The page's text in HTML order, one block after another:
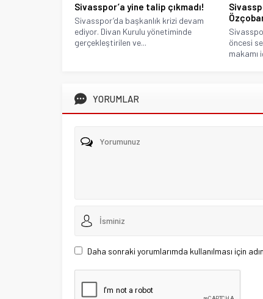
Sivasspor’a yine talip çıkmadı!
Sivasspor’da başkanlık krizi devam
ediyor. Divan Kurulu yönetiminde
gerçekleştirilen ve...
öncesi
makamı
YORUMLAR
Daha sonraki yorumlarımda kullanılması için